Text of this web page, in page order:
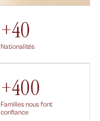
+40
Nationalités
+400
Familles nous font
confiance